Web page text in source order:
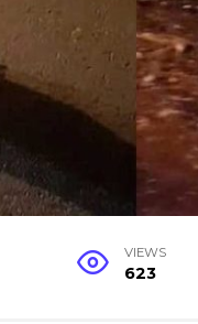
VIEWS
623